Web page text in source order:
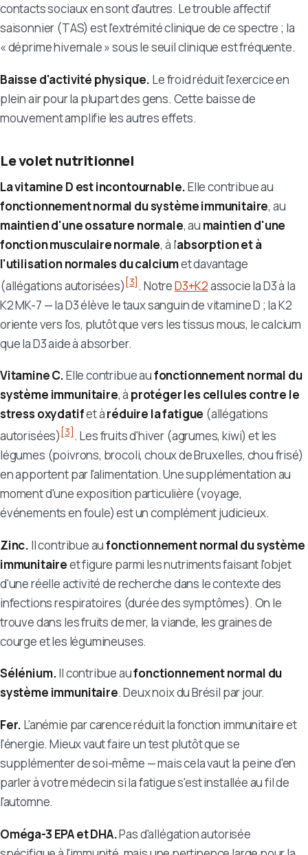
contacts sociaux en sont d'autres. Le trouble affectif
saisonnier (TAS) est l'extrémité clinique de ce spectre ; la
« déprime hivernale » sous le seuil clinique est fréquente.
Baisse d'activité physique. Le froid réduit l'exercice en
plein air pour la plupart des gens. Cette baisse de
mouvement amplifie les autres effets.
Le volet nutritionnel
La vitamine D est incontournable.Elle contribue au
fonctionnement normal du système immunitaire, au
maintien d'une ossature normale, au maintien d'une
fonction musculaire normale, à l'absorption et à
l'utilisation normales du calciumet davantage
(allégations autorisées)[3]. NotreD3+K2associe la D3 à la
K2 MK-7 — la D3 élève le taux sanguin de vitamine D ; la K2
oriente vers l'os, plutôt que vers les tissus mous, le calcium
que la D3 aide à absorber.
Vitamine C.Elle contribue aufonctionnement normal du
système immunitaire, à protéger les cellules contre le
stress oxydatifet àréduire la fatigue (allégations
autorisées) [3] . Les fruits d'hiver (agrumes, kiwi) et les
légumes (poivrons, brocoli, choux de Bruxelles, chou frisé)
en apportent par l'alimentation. Une supplémentation au
moment d'une exposition particulière (voyage,
événements en foule) est un complément judicieux.
Zinc. Il contribue aufonctionnement normal du système
immunitaireet figure parmi les nutriments faisant l'objet
d'une réelle activité de recherche dans le contexte des
infections respiratoires (durée des symptômes). On le
trouve dans les fruits de mer, la viande, les graines de
courge et les légumineuses.
Sélénium.Il contribue aufonctionnement normal du
système immunitaire. Deux noix du Brésil par jour.
Fer. L'anémie par carence réduit la fonction immunitaire et
l'énergie. Mieux vaut faire un test plutôt que se
supplémenter de soi-même — mais cela vaut la peine d'en
parler à votre médecin si la fatigue s'est installée au fil de
l'automne.
Oméga-3 EPA et DHA.Pas d'allégation autorisée